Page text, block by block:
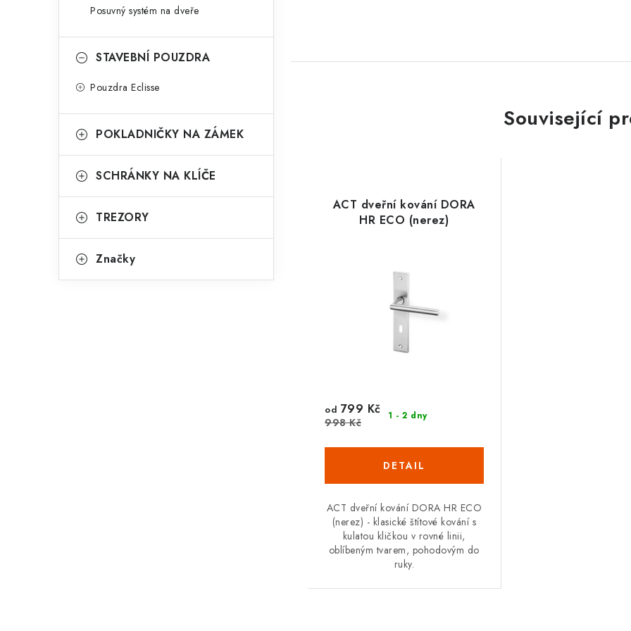
Posuvný systém na dveře
STAVEBNÍ POUZDRA
Pouzdra Eclisse
POKLADNIČKY NA ZÁMEK
SCHRÁNKY NA KLÍČE
TREZORY
Značky
Související
ACT dveřní kování DORA
HR ECO (nerez)
1 - 2 dny
od 799 Kč
998 Kč
ACT dveřní kování DORA HR ECO
(nerez) - klasické štítové kování s
kulatou kličkou v rovné linii,
oblíbeným tvarem, pohodovým do
ruky.